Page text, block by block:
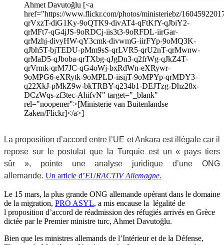
Ahmet Davutoğlu [<a
href="https://www.flickr.com/photos/ministeriebz/
qrVxzT-diG1Ky-9oQTK9-divAT4-qFtKfY-qJbiY2-
qrMFt7-qG4jJS-9oRDCj-iis3t3-9oRFDL-iirGar-
qrMzhj-divyHW-qY3cmk-divwmG-iirFYp-9oMQ3K-
qJbh5T-bjTEDU-pMm9sS-qrLVR5-qrU2nT-qrMwnw-
qrMaD5-qJboba-qrTXbg-qJgDn3-q2frWg-qJkZ4T-
qrVrmk-qrM7JC-qG4oWj-bxRdWn-eXRywr-
9oMPG6-eXRytk-9oMPLD-iisijT-9oMPYp-qrMDY3-
q22XkJ-pMkZ9w-bkTRBY-q234b1-DEJTzg-Dhz28x-
DCzWqs-zf3tec-AhifvN" target="_blank"
rel="noopener">[Ministerie van Buitenlandse
Zaken/Flickr]</a>]
La proposition d’accord entre l’UE et Ankara est illégale car il
repose sur le postulat que la Turquie est un « pays tiers
sûr », pointe une analyse juridique d’une ONG
allemande. Un article d’EURACTIV Allemagne.
Le 15 mars, la plus grande ONG allemande opérant dans le domaine
de la migration, PRO ASYL, a mis encause la légalité de
l proposition d’accord de réadmission des réfugiés arrivés en Grèce
dictée par le Premier ministre turc, Ahmet Davutoğlu.
Bien que les ministres allemands de l’Intérieur et de la Défense,